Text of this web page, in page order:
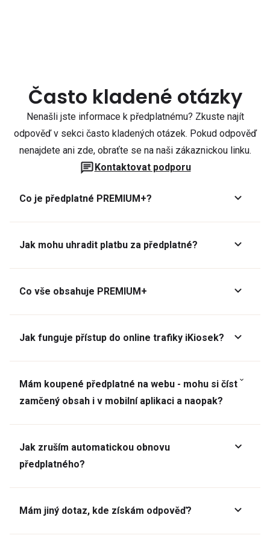
Často kladené otázky
Nenašli jste informace k předplatnému? Zkuste najít
odpověď v sekci často kladených otázek. Pokud odpověď
nenajdete ani zde, obraťte se na naši zákaznickou linku.
Kontaktovat podporu
Co je předplatné PREMIUM+?
Jak mohu uhradit platbu za předplatné?
Co vše obsahuje PREMIUM+
Jak funguje přístup do online trafiky iKiosek?
Mám koupené předplatné na webu - mohu si číst
zamčený obsah i v mobilní aplikaci a naopak?
Jak zruším automatickou obnovu
předplatného?
Mám jiný dotaz, kde získám odpověď?